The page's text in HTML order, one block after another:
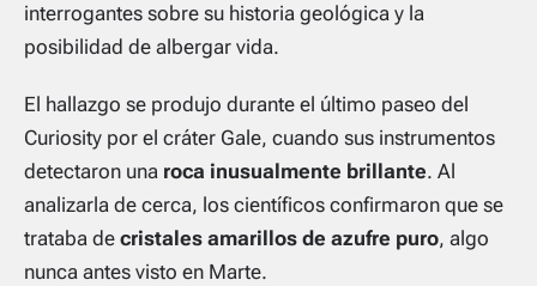
interrogantes sobre su historia geológica y la
posibilidad de albergar vida.
El hallazgo se produjo durante el último paseo del
Curiosity por el cráter Gale, cuando sus instrumentos
detectaron una roca inusualmente brillante. Al
analizarla de cerca, los científicos confirmaron que se
trataba de cristales amarillos de azufre puro, algo
nunca antes visto en Marte.